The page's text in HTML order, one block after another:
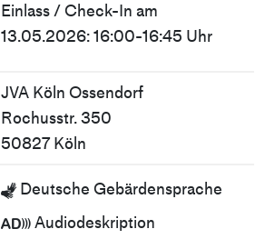
Einlass / Check-In am
13.05.2026: 16:00-16:45 Uhr
JVA Köln Ossendorf
Rochusstr. 350
50827 Köln
 Deutsche Gebärdensprache
 Audiodeskription